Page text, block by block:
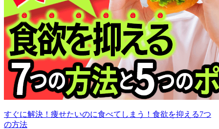
すぐに解決！痩せたいのに食べてしまう！食欲を抑える7つ
の方法